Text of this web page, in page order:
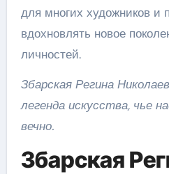
для многих художников и
вдохновлять новое
личностей.
Збарская Регина
легенда искусства, чье
вечно.
Збарская